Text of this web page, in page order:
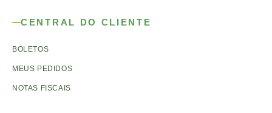
CENTRAL DO CLIENTE
BOLETOS
MEUS PEDIDOS
NOTAS FISCAIS